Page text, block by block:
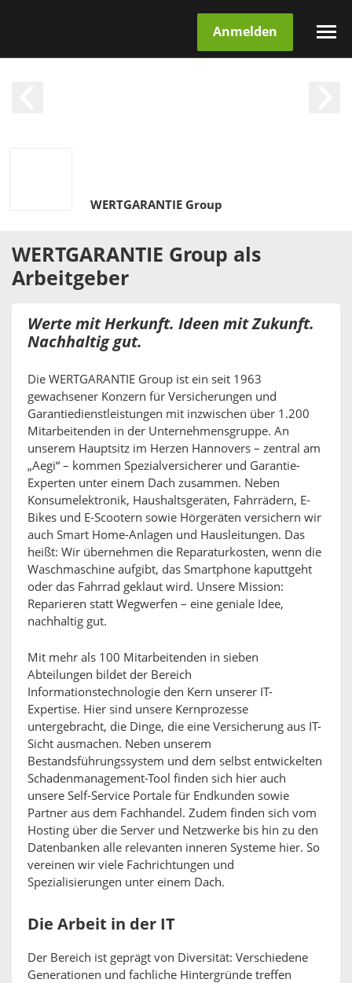
Anmelden
WERTGARANTIE Group
WERTGARANTIE Group als
Arbeitgeber
Werte mit Herkunft. Ideen mit Zukunft.
Nachhaltig gut.
Die WERTGARANTIE Group ist ein seit 1963
gewachsener Konzern für Versicherungen und
Garantiedienstleistungen mit inzwischen über 1.200
Mitarbeitenden in der Unternehmensgruppe. An
unserem Hauptsitz im Herzen Hannovers – zentral am
„Aegi“ – kommen Spezialversicherer und Garantie-
Experten unter einem Dach zusammen. Neben
Konsumelektronik, Haushaltsgeräten, Fahrrädern, E-
Bikes und E-Scootern sowie Hörgeräten versichern wir
auch Smart Home-Anlagen und Hausleitungen. Das
heißt: Wir übernehmen die Reparaturkosten, wenn die
Waschmaschine aufgibt, das Smartphone kaputtgeht
oder das Fahrrad geklaut wird. Unsere Mission:
Reparieren statt Wegwerfen – eine geniale Idee,
nachhaltig gut.
Mit mehr als 100 Mitarbeitenden in sieben
Abteilungen bildet der Bereich
Informationstechnologie den Kern unserer IT-
Expertise. Hier sind unsere Kernprozesse
untergebracht, die Dinge, die eine Versicherung aus IT-
Sicht ausmachen. Neben unserem
Bestandsführungssystem und dem selbst entwickelten
Schadenmanagement-Tool finden sich hier auch
unsere Self-Service Portale für Endkunden sowie
Partner aus dem Fachhandel. Zudem finden sich vom
Hosting über die Server und Netzwerke bis hin zu den
Datenbanken alle relevanten inneren Systeme hier. So
vereinen wir viele Fachrichtungen und
Spezialisierungen unter einem Dach.
Die Arbeit in der IT
Der Bereich ist geprägt von Diversität: Verschiedene
Generationen und fachliche Hintergründe treffen